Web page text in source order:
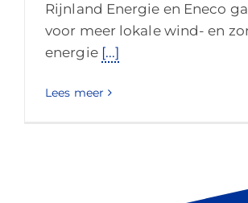
Rijnland Energie en Eneco
voor meer lokale wind- en
energie [...]
Lees meer